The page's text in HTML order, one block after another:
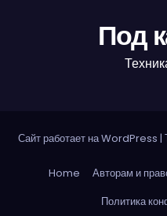
Под
Сайт работает на WordPress |
Home Авторам и
Политика